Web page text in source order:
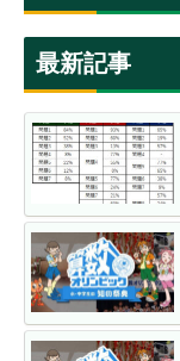
最新記事